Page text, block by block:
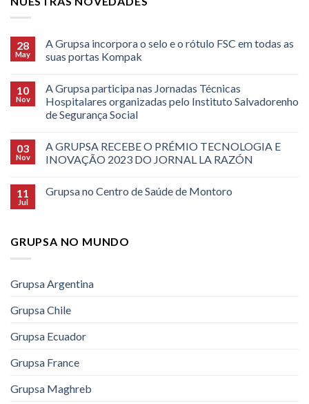
28
May
A Grupsa incorpora o selo e o rótulo FSC em todas as
suas portas Kompak
10
Nov
A Grupsa participa nas Jornadas Técnicas
Hospitalares organizadas pelo Instituto Salvadorenho
de Segurança Social
03
Nov
A GRUPSA RECEBE O PRÉMIO TECNOLOGIA E
INOVAÇÃO 2023 DO JORNAL LA RAZÓN
11
Jul
Grupsa no Centro de Saúde de Montoro
GRUPSA NO MUNDO
Grupsa Argentina
Grupsa Chile
Grupsa Ecuador
Grupsa France
Grupsa Maghreb